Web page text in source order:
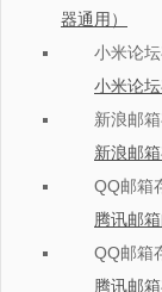
器通用）
小米论
小米论
新浪邮
新浪邮
QQ邮箱
腾讯邮
QQ邮箱
腾讯邮